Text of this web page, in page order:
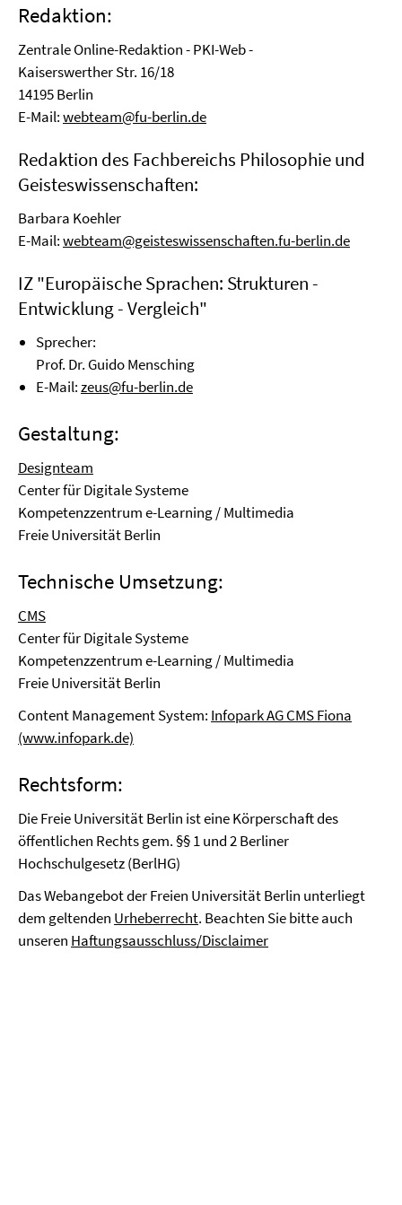
Redaktion:
Zentrale Online-Redaktion - PKI-Web -
Kaiserswerther Str. 16/18
14195 Berlin
E-Mail:webteam@fu-berlin.de
Redaktion des Fachbereichs Philosophie und
Geisteswissenschaften:
Barbara Koehler
E-Mail:webteam@geisteswissenschaften.fu-berlin.de
IZ "Europäische Sprachen: Strukturen -
Entwicklung - Vergleich"
Sprecher:
Prof. Dr. Guido Mensching
E-Mail:zeus@fu-berlin.de
Gestaltung:
Designteam
Center für Digitale Systeme
Kompetenzzentrum e-Learning / Multimedia
Freie Universität Berlin
Technische Umsetzung:
CMS
Center für Digitale Systeme
Kompetenzzentrum e-Learning / Multimedia
Freie Universität Berlin
Content Management System: Infopark AG CMS Fiona
(www.infopark.de)
Rechtsform:
Die Freie Universität Berlin ist eine Körperschaft des
öffentlichen Rechts gem. §§ 1 und 2 Berliner
Hochschulgesetz (BerlHG)
Das Webangebot der Freien Universität Berlin unterliegt
dem geltenden Urheberrecht. Beachten Sie bitte auch
unseren Haftungsausschluss/Disclaimer